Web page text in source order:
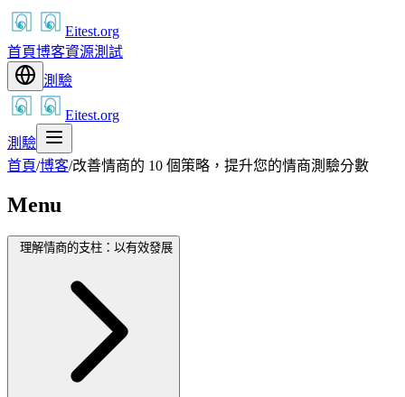
Eitest.org
首頁博客資源測試
測驗
Eitest.org
測驗
首頁/博客/改善情商的 10 個策略，提升您的情商測驗分數
Menu
理解情商的支柱：以有效發展